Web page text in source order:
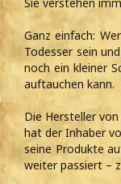
Sie verstehen
Ganz einfach:
Todesser sein
noch ein kleiner
auftauchen kann.
Die Hersteller
hat der Inhaber
seine Produkte
weiter passiert –